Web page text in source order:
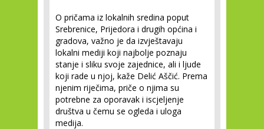
O pričama iz lokalnih sredina poput
Srebrenice, Prijedora i drugih općina i
gradova, važno je da izvještavaju
lokalni mediji koji najbolje poznaju
stanje i sliku svoje zajednice, ali i ljude
koji rade u njoj, kaže Delić Aščić. Prema
njenim riječima, priče o njima su
potrebne za oporavak i iscjeljenje
društva u čemu se ogleda i uloga
medija.